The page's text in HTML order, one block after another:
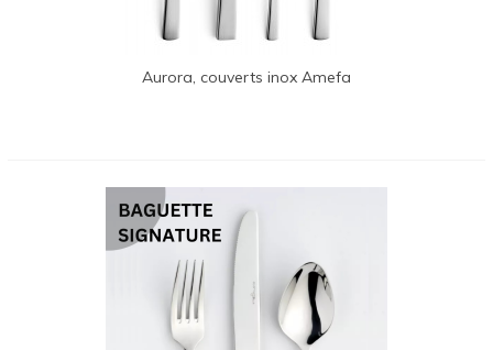
Aurora, couverts inox Amefa